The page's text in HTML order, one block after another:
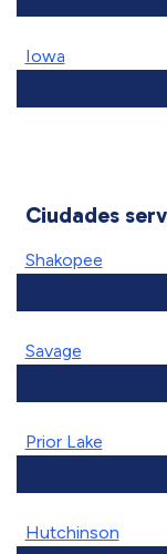
Iowa
Ciudades
Shakopee
Savage
Prior Lake
Hutchinson